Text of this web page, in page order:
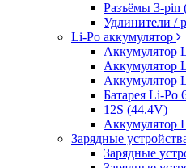
Разъёмы 3-pin
Удлинители /
Li-Po аккумулятор
Аккумулятор
Аккумулятор
Аккумулятор
Батарея Li-Po
12S (44.4V)
Аккумулятор
Зарядные
Зарядные